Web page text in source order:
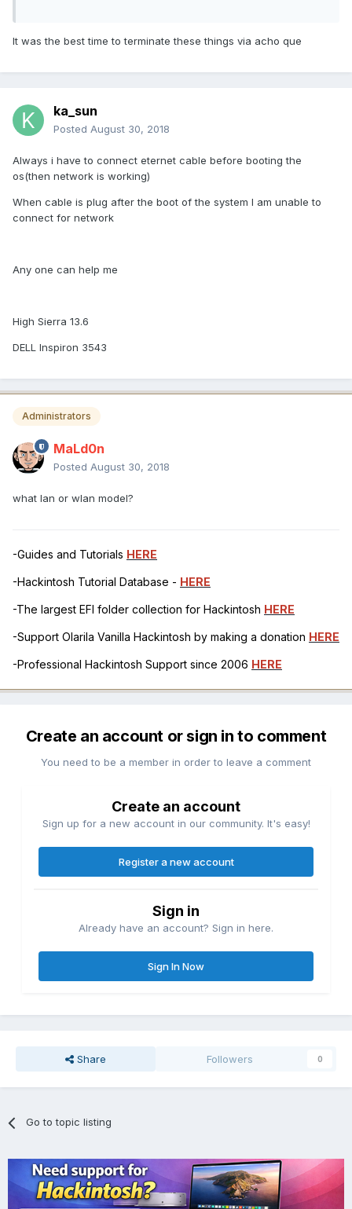
It was the best time to terminate these things via acho que
ka_sun
Posted August 30, 2018
Always i have to connect eternet cable before booting the
os(then network is working)
When cable is plug after the boot of the system I am unable to
connect for network
Any one can help me
High Sierra 13.6
DELL Inspiron 3543
Administrators
MaLd0n
Posted August 30, 2018
what lan or wlan model?
-Guides and Tutorials HERE
-Hackintosh Tutorial Database - HERE
-The largest EFI folder collection for Hackintosh HERE
-Support Olarila Vanilla Hackintosh by making a donation HERE
-Professional Hackintosh Support since 2006 HERE
Create an account or sign in to comment
You need to be a member in order to leave a comment
Create an account
Sign up for a new account in our community. It's easy!
Register a new account
Sign in
Already have an account? Sign in here.
Sign In Now
Share Followers 0
Go to topic listing